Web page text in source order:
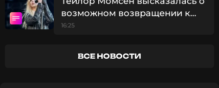
Смотрите нас в Likee, чтобы
ПОДПИСАТЬСЯ
возможном возвращении к
роли Синди Лу Кто в сиквеле
16:25
ВСЕ НОВОСТИ